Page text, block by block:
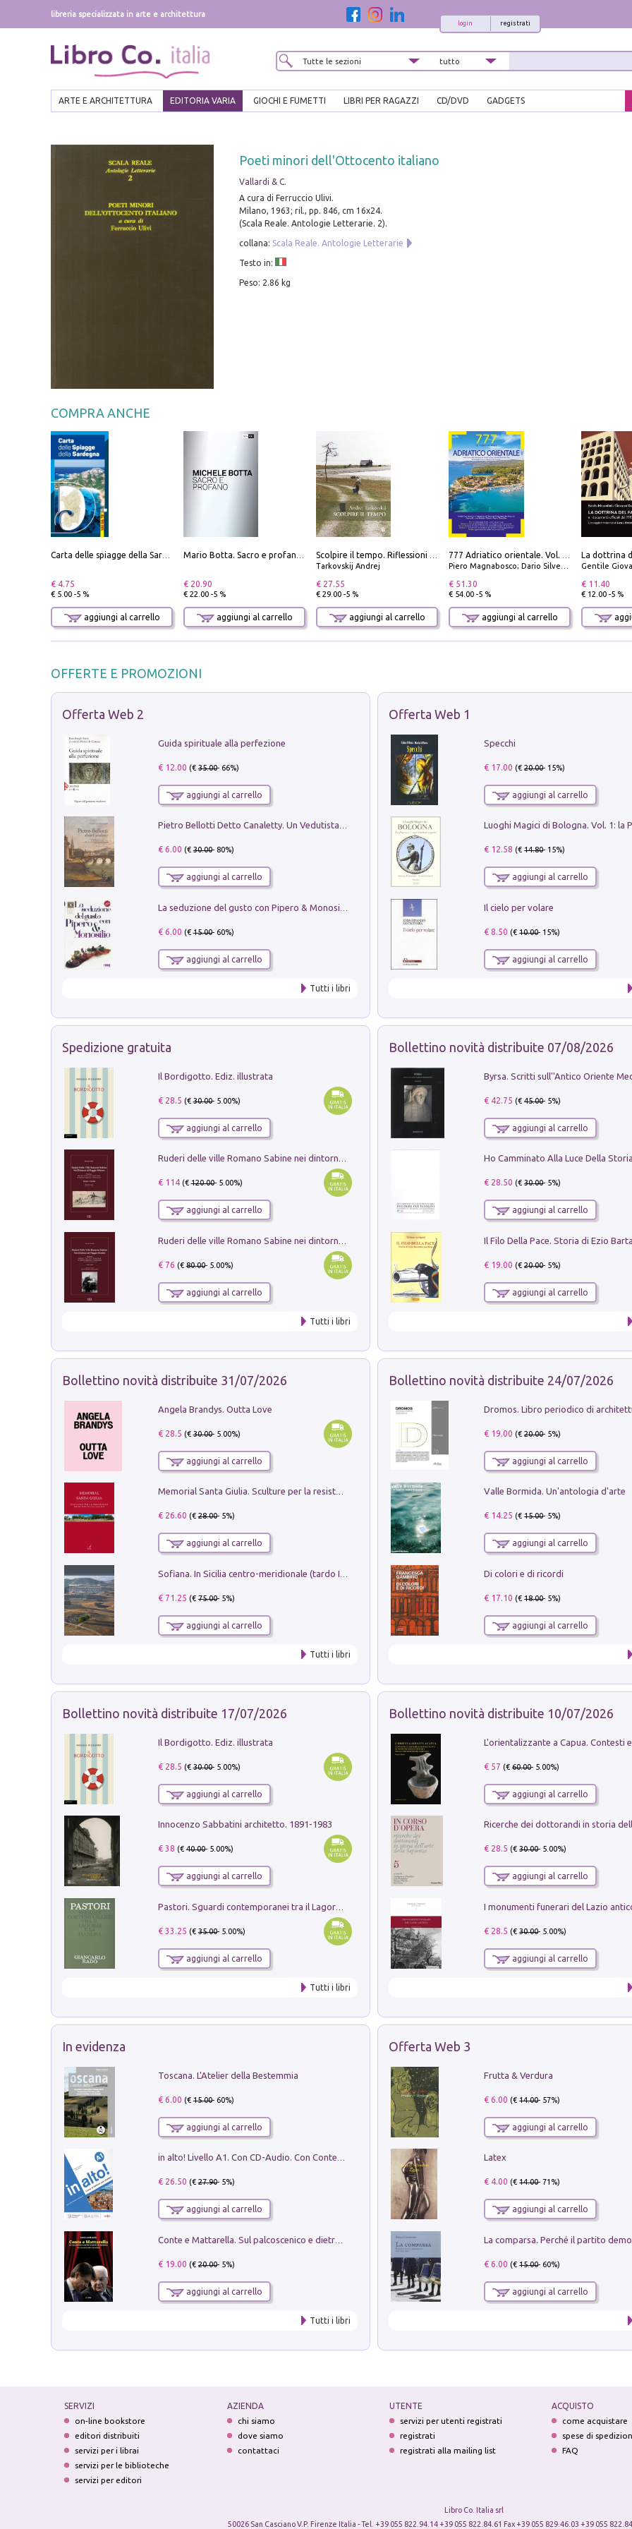
libreria specializzata in arte e architettura
registrati
login
ARTE E ARCHITETTURA EDITORIA VARIA GIOCHI E FUMETTI LIBRI PER RAGAZZI CD/DVD GADGETS
Poeti minori dell'Ottocento italiano
Vallardi & C.
A cura di Ferruccio Ulivi.
Milano, 1963; ril., pp. 846, cm 16x24.
(Scala Reale. Antologie Letterarie. 2).
collana: Scala Reale. Antologie Letterarie
Testo in:
Peso: 2.86 kg
COMPRA ANCHE
Carta delle spiagge della Sardegna. Con custodia
€ 4.75
€ 5.00 -5 %
aggiungi al carrello
Mario Botta. Sacro e profano-Sacred and profane
€ 20.90
€ 22.00 -5 %
aggiungi al carrello
Scolpire il tempo. Riflessioni sul cinema.
Tarkovskij Andrej
€ 27.55
€ 29.00 -5 %
aggiungi al carrello
777 Adriatico orientale. Vol. 1: Istria, Costa della Dalmazia da Smrika a Zara, Isole del Quarnaro, Pag, Arcipelaghi di Zara, Sibenico e Incoronate
Piero Magnabosco; Dario Silvestro; Marco Sbrizzi
€ 51.30
€ 54.00 -5 %
aggiungi al carrello
Gentile
€ 11.40
€ 12.00 -5 %
OFFERTE E PROMOZIONI
Offerta Web 2
Guida spirituale alla perfezione
€ 12.00 (€35.00- 66%)
aggiungi al carrello
Pietro Bellotti Detto Canaletty. Un Vedutista Veneziano nella Francia dell'Ancien Régime
€ 6.00 (€30.00- 80%)
aggiungi al carrello
€ 6.00 (€15.00- 60%)
aggiungi al carrello
Tutti i libri
Offerta Web 1
Specchi
€ 17.00 (€20.00- 15%)
aggiungi al carrello
€ 12.58 (€14.80- 15%)
aggiungi al carrello
Il cielo per volare
€ 8.50 (€10.00- 15%)
aggiungi al carrello
Spedizione gratuita
Il Bordigotto. Ediz. illustrata
€ 28.5 (€30.00- 5.00%)
aggiungi al carrello
Ruderi delle ville Romano Sabine nei dintorni di Poggio Mirteto. Illustrati dal dott.re prof.re cav.re Ercole Nardi regio ispettore degli scavi e monumenti. Anno 1885. Tavole e studio. Con 25 tavole fuori testo in cartella editoriale
€ 114(€120.00- 5.00%)
aggiungi al carrello
€ 76 (€80.00- 5.00%)
aggiungi al carrello
Tutti i libri
Bollettino novità distribuite 07/08/2026
€ 42.75 (€45.00- 5%)
aggiungi al carrello
€ 28.50 (€30.00- 5%)
aggiungi al carrello
€ 19.00 (€20.00- 5%)
aggiungi al carrello
Bollettino novità distribuite 31/07/2026
Angela Brandys. Outta Love
€ 28.5 (€30.00- 5.00%)
aggiungi al carrello
Memorial Santa Giulia. Sculture per la resistenza Monchio di Palagano
€ 26.60 (€28.00- 5%)
aggiungi al carrello
€ 71.25 (€75.00- 5%)
aggiungi al carrello
Tutti i libri
Bollettino novità distribuite 24/07/2026
€ 19.00 (€20.00- 5%)
aggiungi al carrello
Valle Bormida. Un'antologia d'arte
€ 14.25 (€15.00- 5%)
aggiungi al carrello
Di colori e di ricordi
€ 17.10 (€18.00- 5%)
aggiungi al carrello
Bollettino novità distribuite 17/07/2026
Il Bordigotto. Ediz. illustrata
€ 28.5 (€30.00- 5.00%)
aggiungi al carrello
Innocenzo Sabbatini architetto. 1891-1983
€ 38 (€40.00- 5.00%)
aggiungi al carrello
Pastori. Sguardi contemporanei tra il Lagorai e la pianura. Ediz. illustrata
€ 33.25 (€35.00- 5.00%)
aggiungi al carrello
Tutti i libri
Bollettino novità distribuite 10/07/2026
€ 57 (€60.00- 5.00%)
aggiungi al carrello
€ 28.5 (€30.00- 5.00%)
aggiungi al carrello
€ 28.5 (€30.00- 5.00%)
aggiungi al carrello
In evidenza
Toscana. L'Atelier della Bestemmia
€ 6.00 (€15.00- 60%)
aggiungi al carrello
in alto! Livello A1. Con CD-Audio. Con Contenuto digitale per accesso on line
€ 26.50 (€27.90- 5%)
aggiungi al carrello
Conte e Mattarella. Sul palcoscenico e dietro le quinte del Quirinale. Un racconto sulle istituzioni
€ 19.00 (€20.00- 5%)
aggiungi al carrello
Tutti i libri
Offerta Web 3
Frutta & Verdura
€ 6.00 (€14.00- 57%)
aggiungi al carrello
Latex
€ 4.00 (€14.00- 71%)
aggiungi al carrello
€ 6.00 (€15.00- 60%)
aggiungi al carrello
SERVIZI
on-line bookstore
editori distribuiti
servizi per i librai
servizi per le biblioteche
servizi per editori
AZIENDA
chi siamo
dove siamo
contattaci
UTENTE
servizi per utenti registrati
registrati
registrati alla mailing list
ACQUISTO
come acquistare
spese di
FAQ
Libro Co. Italia srl
50026 San Casciano V.P. Firenze Italia - Tel. +39 055 822.94.14 +39 055 822.84.61 Fax +39 055 829.46.03 +39 055